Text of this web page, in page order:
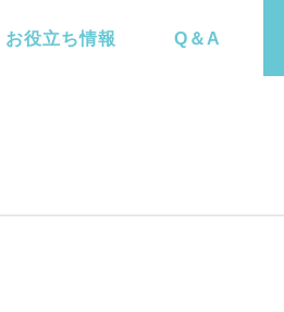
お役立ち情報 Q＆A